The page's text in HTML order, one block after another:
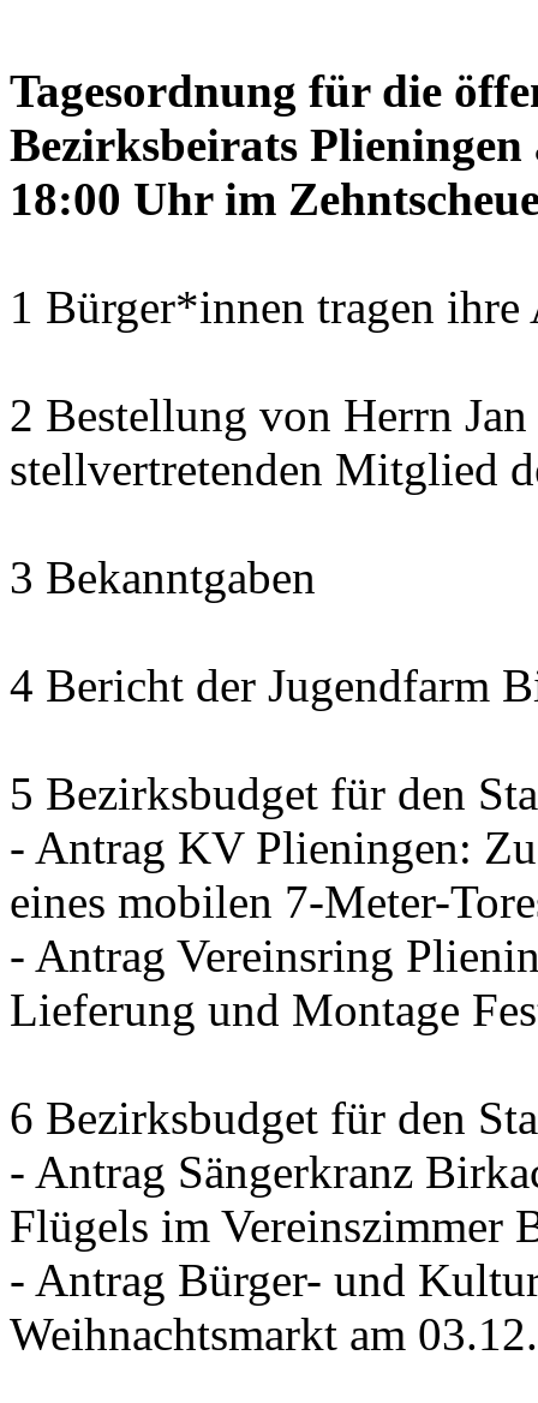
Tagesordnung für die
Bezirksbeirats
18:00 Uhr im
1 Bürger*innen tragen
2 Bestellung von Herrn
stellvertretenden Mitglied
3 Bekanntgaben
4 Bericht der Jugendfarm
5 Bezirksbudget für den
- Antrag KV Plieningen:
eines mobilen 7-Meter-
- Antrag Vereinsring
Lieferung und Montage
6 Bezirksbudget für den
- Antrag Sängerkranz
Flügels im Vereinszimmer
- Antrag Bürger- und
Weihnachtsmarkt am